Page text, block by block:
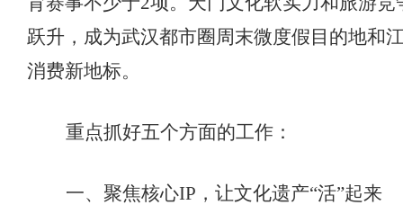
跃升，成为武汉都市圈周末微度假目的地和
消费新地标。
重点抓好五个方面的工作：
一、 聚焦核心IP，让文化遗产“活”起来